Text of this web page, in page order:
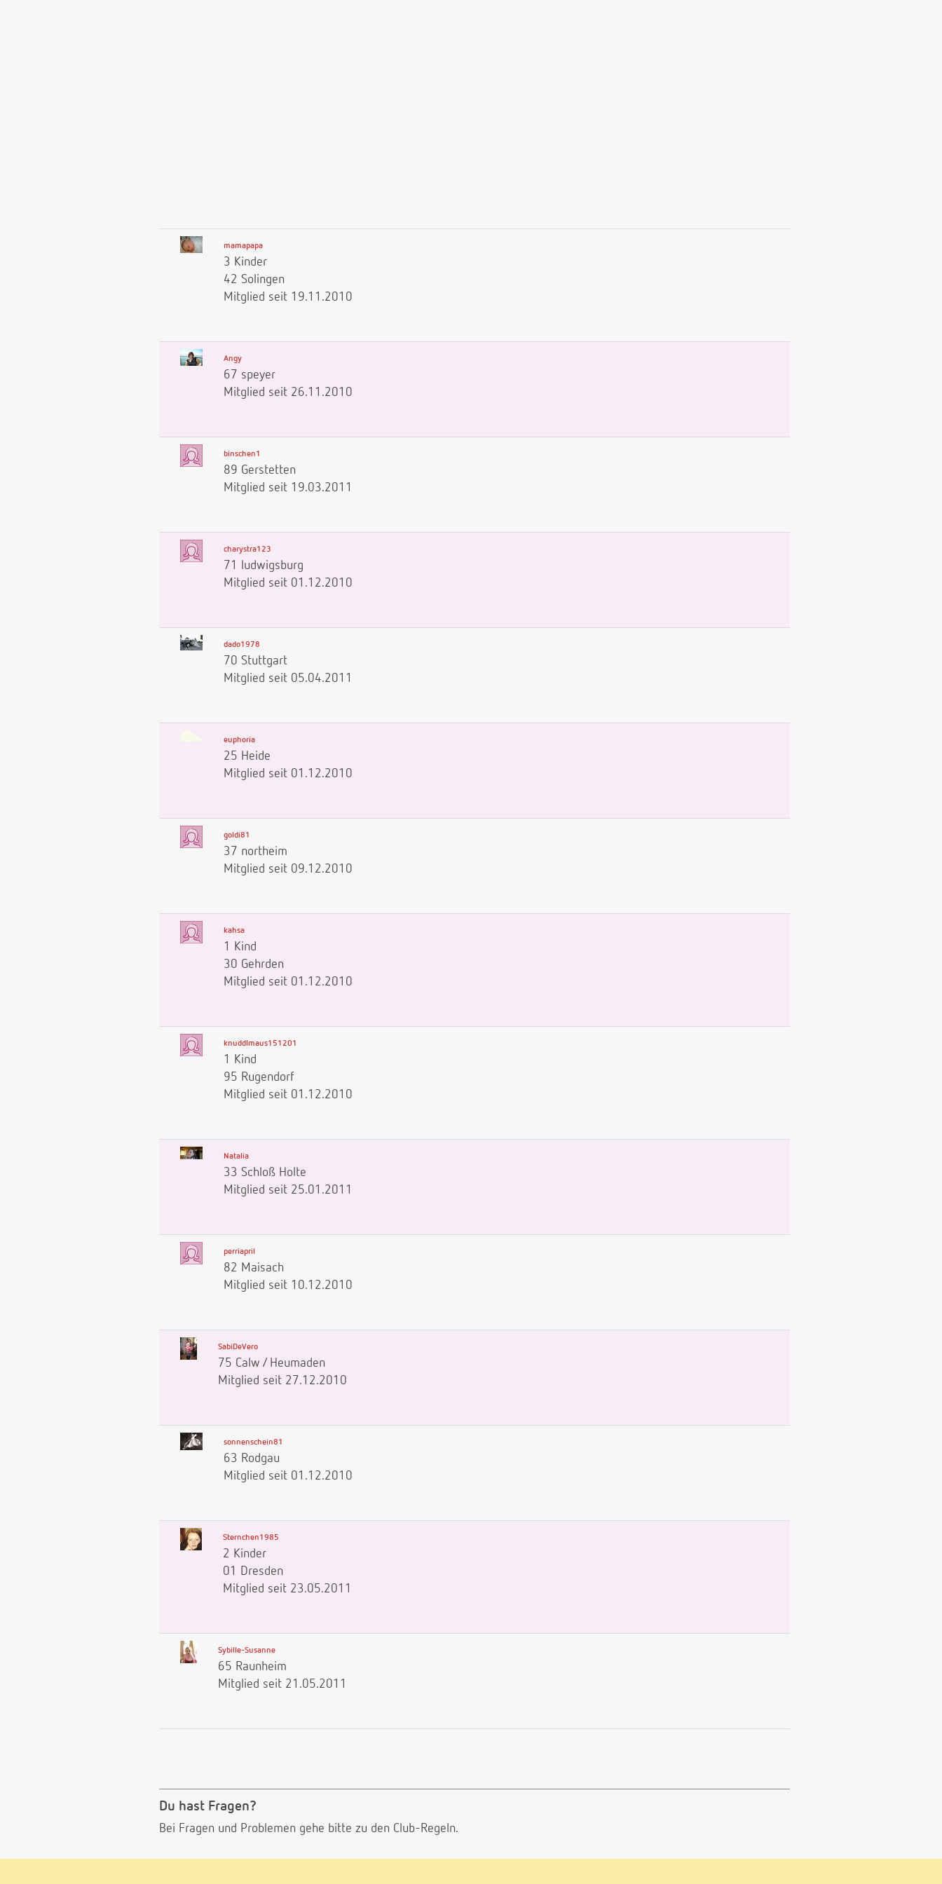
mamapapa
3 Kinder
42 Solingen
Mitglied seit 19.11.2010
Angy
67 speyer
Mitglied seit 26.11.2010
binschen1
89 Gerstetten
Mitglied seit 19.03.2011
charystra123
71 ludwigsburg
Mitglied seit 01.12.2010
dado1978
70 Stuttgart
Mitglied seit 05.04.2011
euphoria
25 Heide
Mitglied seit 01.12.2010
goldi81
37 northeim
Mitglied seit 09.12.2010
kahsa
1 Kind
30 Gehrden
Mitglied seit 01.12.2010
knuddlmaus151201
1 Kind
95 Rugendorf
Mitglied seit 01.12.2010
Natalia
33 Schloß Holte
Mitglied seit 25.01.2011
perriapril
82 Maisach
Mitglied seit 10.12.2010
SabiDeVero
75 Calw / Heumaden
Mitglied seit 27.12.2010
sonnenschein81
63 Rodgau
Mitglied seit 01.12.2010
Sternchen1985
2 Kinder
01 Dresden
Mitglied seit 23.05.2011
Sybille-Susanne
65 Raunheim
Mitglied seit 21.05.2011
Du hast Fragen?
Bei Fragen und Problemen gehe bitte zu den Club-Regeln.